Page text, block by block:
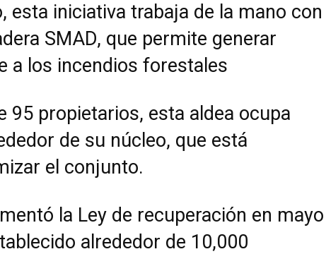
esta iniciativa trabaja de la mano con
SMAD, que permite generar
a los incendios forestales
95 propietarios, esta aldea ocupa
de su núcleo, que está
el conjunto.
la Ley de recuperación en mayo
alrededor de 10,000